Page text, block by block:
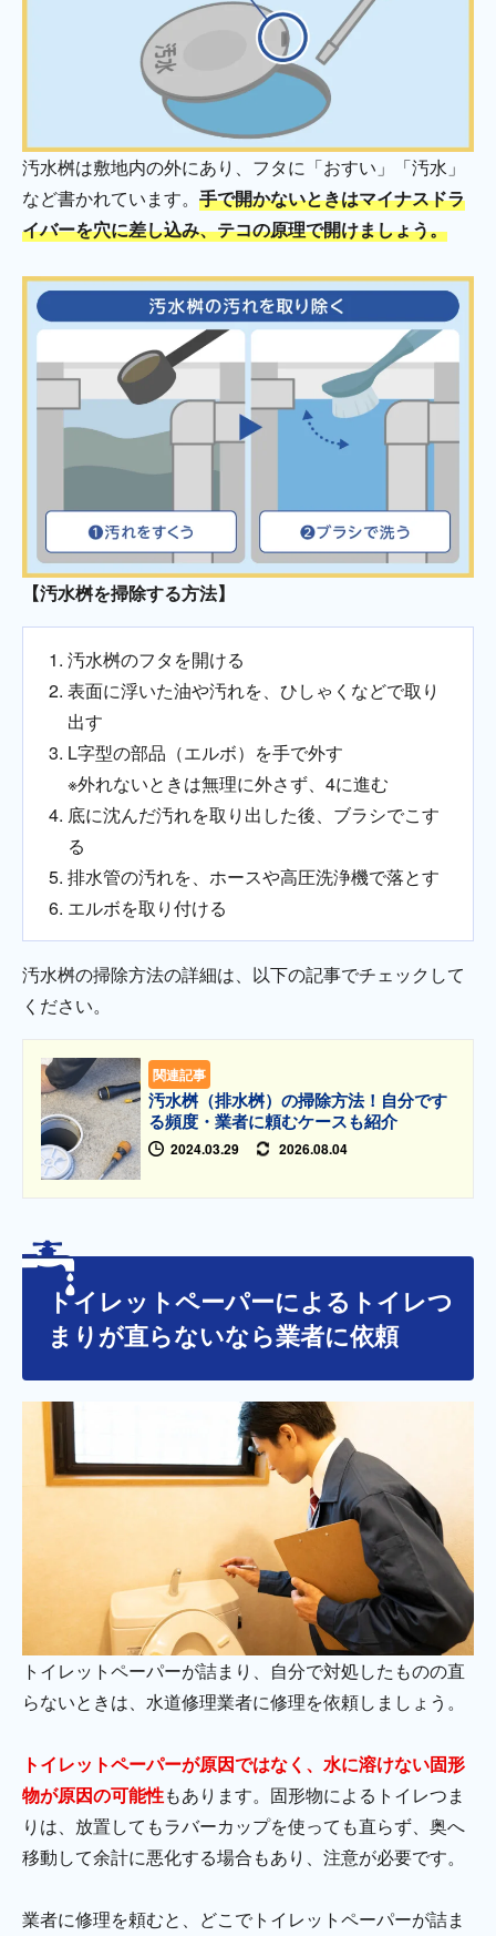
汚水桝は敷地内の外にあり、フタに「おすい」「汚水」
など書かれています。 手で開かないときはマイナスドラ
イバーを穴に差し込み、テコの原理で開けましょう。
【汚水桝を掃除する方法】
汚水桝のフタを開ける
表面に浮いた油や汚れを、ひしゃくなどで取り
出す
L字型の部品（エルボ）を手で外す
※外れないときは無理に外さず、4に進む
底に沈んだ汚れを取り出した後、ブラシでこす
る
排水管の汚れを、ホースや高圧洗浄機で落とす
エルボを取り付ける
汚水桝の掃除方法の詳細は、以下の記事でチェックして
ください。
関連記事
汚水桝（排水桝）の掃除方法！自分です
る頻度・業者に頼むケースも紹介
2024.03.29 2026.08.04
トイレットペーパーによるトイレつ
まりが直らないなら業者に依頼
トイレットペーパーが詰まり、自分で対処したものの直
らないときは、水道修理業者に修理を依頼しましょう。
トイレットペーパーが原因ではなく、水に溶けない固形
物が原因の可能性もあります。固形物によるトイレつま
りは、放置してもラバーカップを使っても直らず、奥へ
移動して余計に悪化する場合もあり、注意が必要です。
業者に修理を頼むと、どこでトイレットペーパーが詰ま